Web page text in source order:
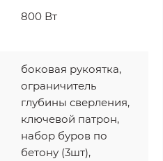
800 Вт
боковая рукоятка,
ограничитель
глубины сверления,
ключевой патрон,
набор буров по
бетону (3шт),